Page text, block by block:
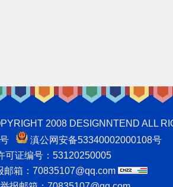
2008 DESIGNNTEND ALL
滇公网安备53340002000108号
可证编号：53120250005
箱：70835107@qq.com